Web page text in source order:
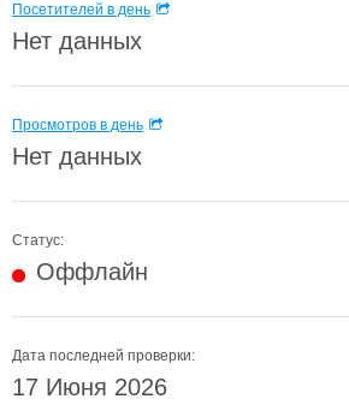
Посетителей в день
Нет данных
Просмотров в день
Нет данных
Статус:
Оффлайн
Дата последней проверки:
17 Июня 2026